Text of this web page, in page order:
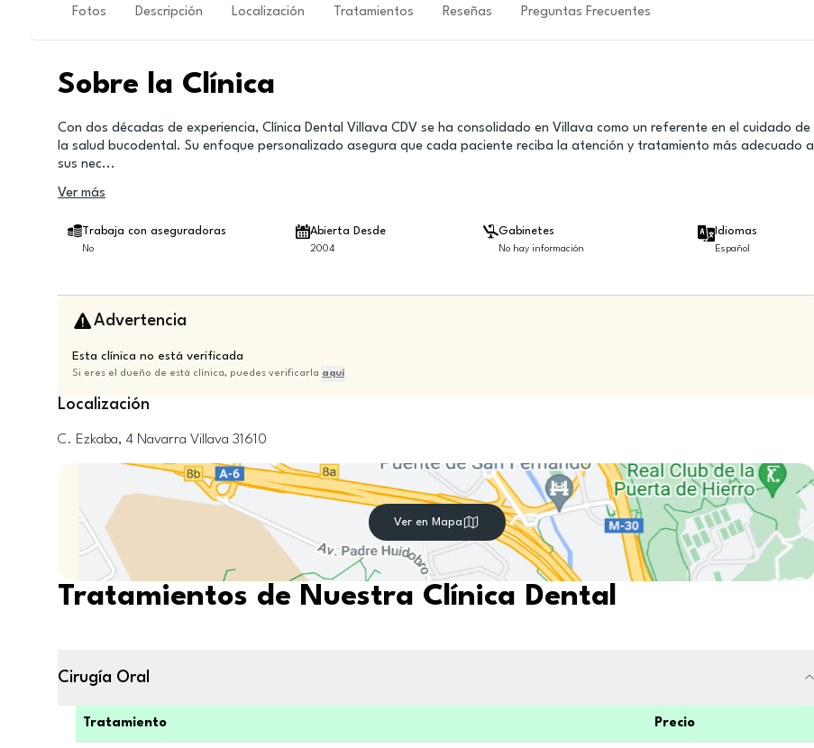
Fotos Descripción Localización Tratamientos Reseñas Preguntas Frecuentes
Sobre la Clínica
Con dos décadas de experiencia, Clínica Dental Villava CDV se ha consolidado en Villava como un referente en el cuidado de
la salud bucodental. Su enfoque personalizado asegura que cada paciente reciba la atención y tratamiento más adecuado a
sus nec...
Ver más
Trabaja con aseguradoras
No
Abierta Desde
2004
Gabinetes
No hay información
Idiomas
Español
Advertencia
Esta clínica no está verificada
Si eres el dueño de está clínica, puedes verificarla aquí
Localización
C. Ezkaba, 4 Navarra Villava 31610
Ver en Mapa
Tratamientos de Nuestra Clínica Dental
Cirugía Oral
Tratamiento Precio